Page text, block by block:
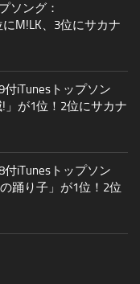
ソング：
M!LK、3位にサカナ
付iTunesトップソン
」が1位！2位にサカナ
付iTunesトップソン
踊り子」が1位！2位